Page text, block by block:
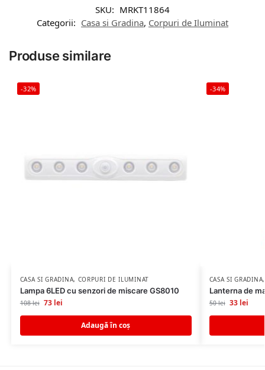
SKU: MRKT11864
Categorii: Casa si Gradina, Corpuri de Iluminat
Produse similare
-32%
CASA SI GRADINA, CORPURI DE ILUMINAT
Lampa 6LED cu senzori de miscare GS8010
108lei 73 lei
Adaugă în coș
-34%
CASA SI GRADINA
Lanterna de
50lei 33 lei